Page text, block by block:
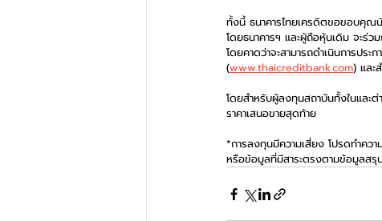
ทั้งนี้ ธนาคารไทยเครดิตขอขอบคุณ
โดยธนาคารฯ และผู้ถือหุ้นเดิม จะร่ว
โดยคาดว่าจะสามารถดำเนินการปร
(www.thaicreditbank.com) และ
โดยสำหรับผู้ลงทุนสถาบันทั้งในและ
ราคาเสนอขายสุดท้าย
*การลงทุนมีความเสี่ยง โปรดทำคว
หรือข้อมูลที่มีสาระตรงตามข้อมูลส